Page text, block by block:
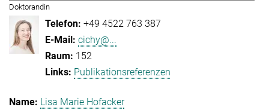
Doktorandin
+49 4522 763 387
cichy@...
152
Publikationsreferenzen
Lisa Marie Hofacker